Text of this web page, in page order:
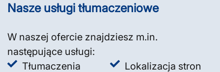
Nasze usługi tłumaczeniowe
W naszej ofercie znajdziesz m.in.
następujące usługi:
Tłumaczenia
Lokalizacja stron